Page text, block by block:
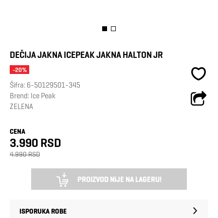
DEČIJA JAKNA ICEPEAK JAKNA HALTON JR
-20%
Šifra: 6-50129501-345
Brend: Ice Peak
ZELENA
CENA
3.990 RSD
4.990 RSD
PROIZVOD NIJE NA LAGERU!
ISPORUKA ROBE